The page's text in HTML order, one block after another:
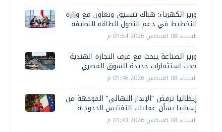
وزير الكهرباء: هناك تنسيق وتعاون مع وزارة
التخطيط في دعم التحول للطاقة النظيفة
السبت، 08 اغسطس 2026 01:54 م
وزير الصناعة يبحث مع غرف التجارة الهندية
جذب استثمارات جديدة للسوق المصري
السبت، 08 اغسطس 2026 01:46 م
إيطاليا ترفض "الإنذار النهائي" الموجهة من
إسبانيا بشأن عمليات التفتيش الحدودية
السبت، 08 اغسطس 2026 01:43 م